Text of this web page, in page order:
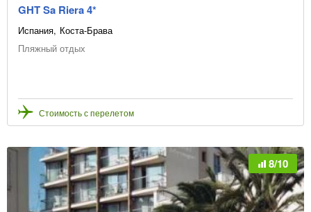
GHT Sa Riera 4*
Испания Коста-Брава
Пляжный отдых
Стоимость с перелетом
8/10